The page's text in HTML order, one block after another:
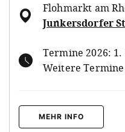
Flohmarkt am
Junkersdorfer
Termine 2026:
Weitere
MEHR INFO